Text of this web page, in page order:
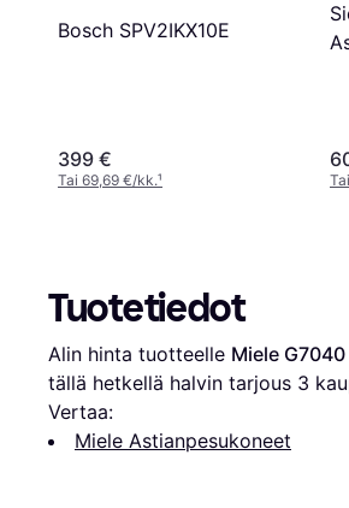
Bosch SPV2IKX10E
399 €
Tai 69,69 €/kk.¹
Tuotetiedot
Alin hinta tuotteelle Miele
tällä hetkellä halvin tarjous 3
Vertaa:
Miele Astianpesukoneet